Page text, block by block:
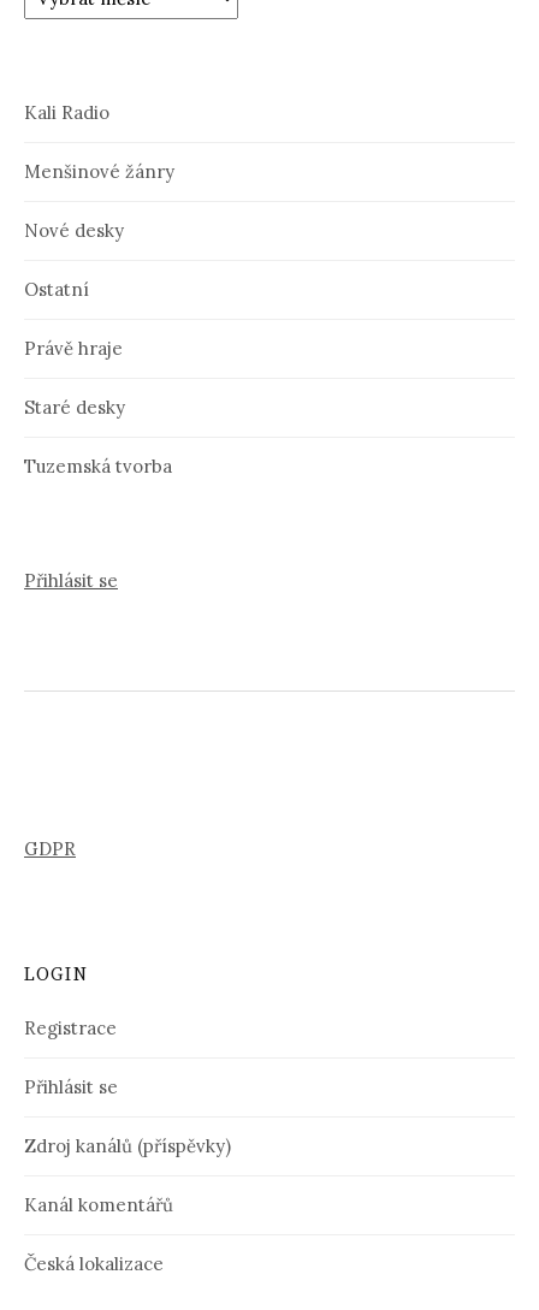
Kali Radio
Menšinové žánry
Nové desky
Ostatní
Právě hraje
Staré desky
Tuzemská tvorba
Přihlásit se
GDPR
LOGIN
Registrace
Přihlásit se
Zdroj kanálů (příspěvky)
Kanál komentářů
Česká lokalizace